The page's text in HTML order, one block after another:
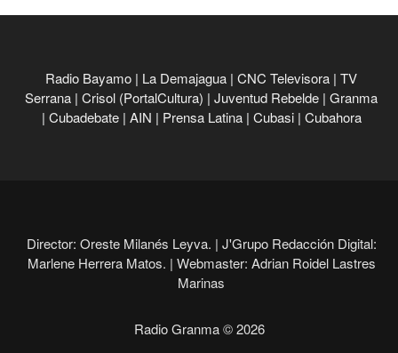
Radio Bayamo | La Demajagua | CNC Televisora | TV
Serrana | Crisol (PortalCultura) | Juventud Rebelde | Granma
| Cubadebate | AIN | Prensa Latina | Cubasi | Cubahora
Director: Oreste Milanés Leyva. | J'Grupo Redacción Digital:
Marlene Herrera Matos. | Webmaster: Adrian Roidel Lastres
Marinas
Radio Granma © 2026